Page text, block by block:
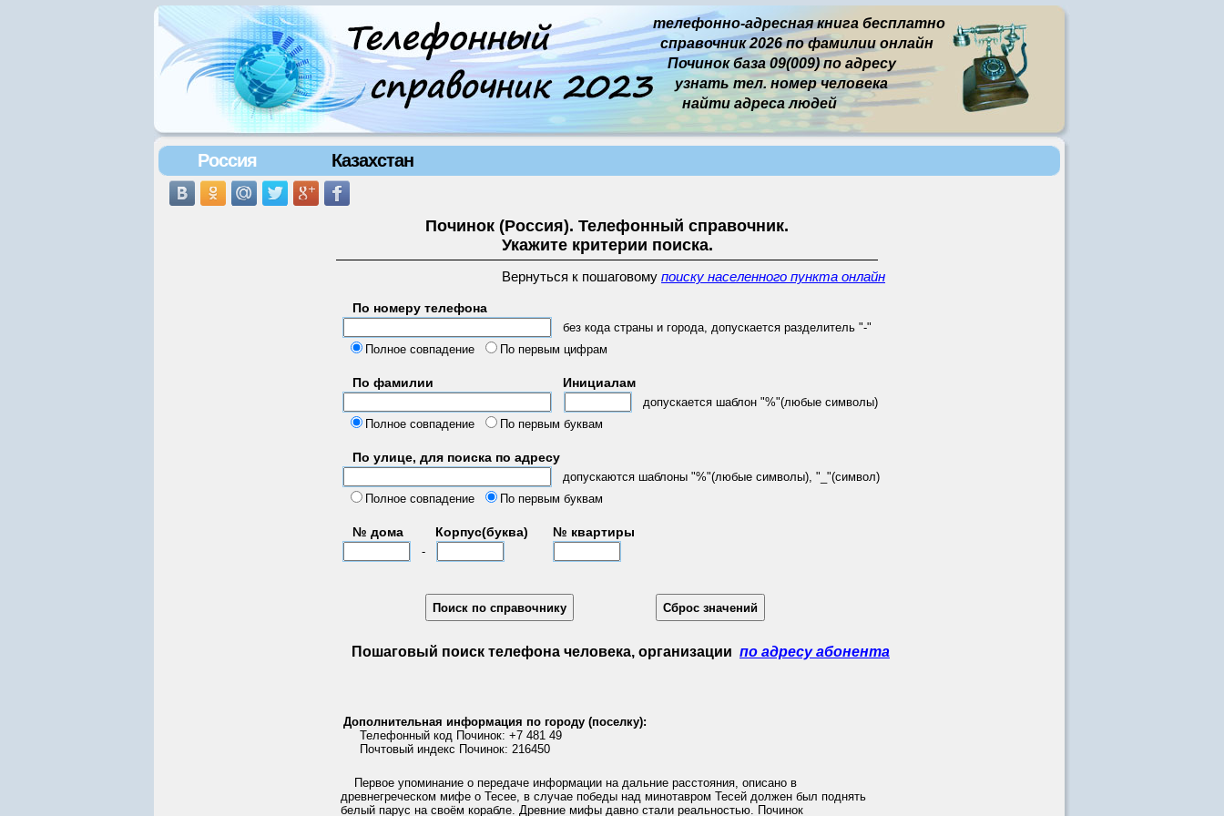
телефонно-адресная книга бесплатно
справочник 2026 по фамилии онлайн
Починок база 09(009) по адресу
узнать тел. номер человека
найти адреса людей
Россия Казахстан
Починок (Россия). Телефонный справочник.
Укажите критерии поиска.
Вернуться к пошаговому поиску населенного пункта онлайн
По номеру телефона
без кода страны и города, допускается разделитель "-"
Полное совпадение
По первым цифрам
По фамилии Инициалам
допускается шаблон "%"(любые символы)
Полное совпадение
По первым буквам
По улице, для поиска по адресу
допускаются шаблоны "%"(любые символы), "_"(символ)
Полное совпадение
По первым буквам
№ дома Корпус(буква) № квартиры
-
Пошаговый поиск телефона человека, организации по адресу абонента
Дополнительная информация по городу (поселку):
Телефонный код Починок: +7 481 49
Почтовый индекс Починок: 216450
Первое упоминание о передаче информации на дальние расстояния, описано в
древнегреческом мифе о Тесее, в случае победы над минотавром Тесей должен был поднять
белый парус на своём корабле. Древние мифы давно стали реальностью. Починок